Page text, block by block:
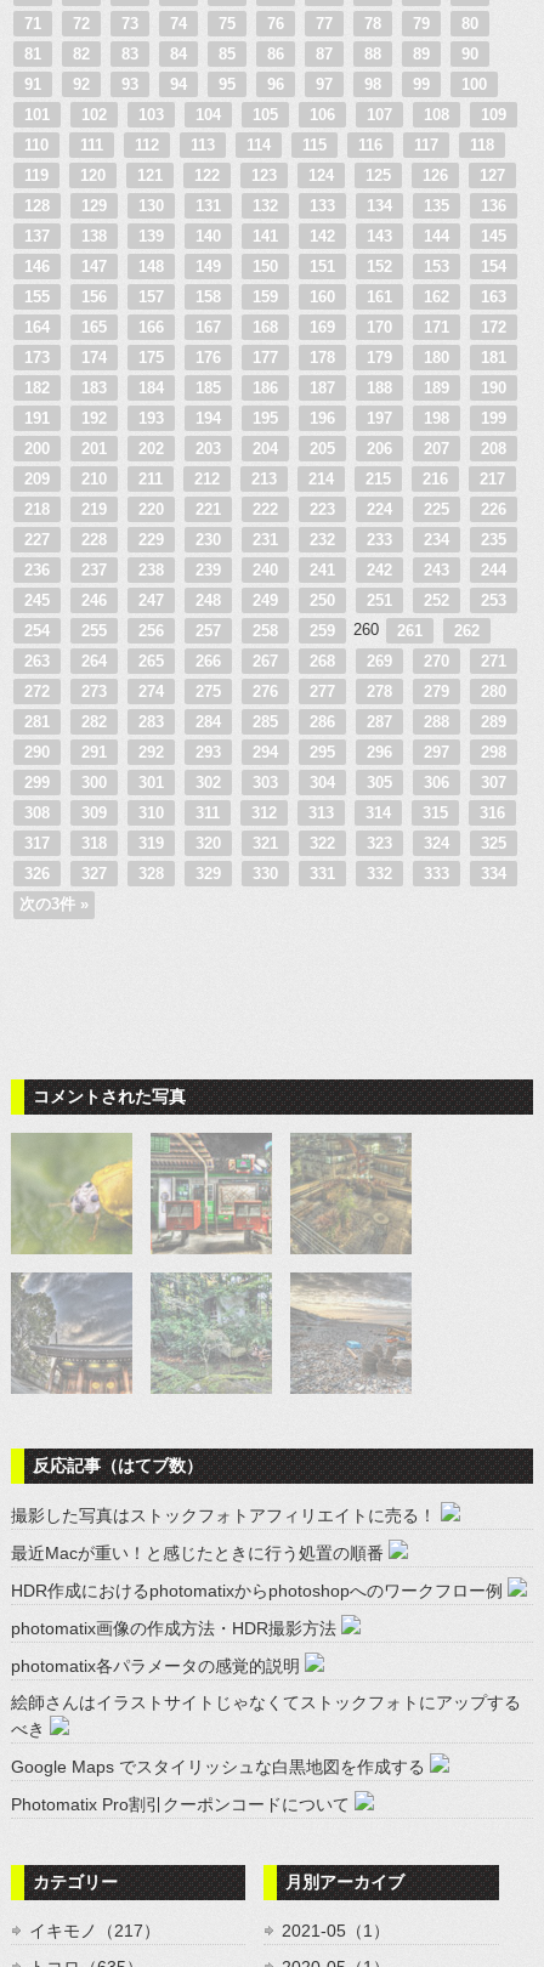
71
72 73 74 75 76 77 78 79
80
81
82 83 84 85 86 87 88 89
90
91
92 93 94 95 96 97 98 99
100
101
102 103 104 105 106 107 108
109
110
111 112 113 114 115 116 117
118
119
120 121 122 123 124 125 126
127
128
129 130 131 132 133 134 135
136
137
138 139 140 141 142 143 144
145
146
147 148 149 150 151 152 153
154
155
156 157 158 159 160 161 162
163
164
165 166 167 168 169 170 171
172
173
174 175 176 177 178 179 180
181
182
183 184 185 186 187 188 189
190
191
192 193 194 195 196 197 198
199
200
201 202 203 204 205 206 207
208
209
210 211 212 213 214 215 216
217
218
219 220 221 222 223 224 225
226
227
228 229 230 231 232 233 234
235
236
237 238 239 240 241 242 243
244
245
246 247 248 249 250 251 252
253
254
255 256 257 258 259 260 261
262
263
264 265 266 267 268 269 270
271
272
273 274 275 276 277 278 279
280
281
282 283 284 285 286 287 288
289
290
291 292 293 294 295 296 297
298
299
300 301 302 303 304 305 306
307
308
309 310 311 312 313 314 315
316
317
318 319 320 321 322 323 324
325
326
327 328 329 330 331 332 333
334
次の3件 »
コメントされた写真
反応記事（はてブ数）
撮影した写真はストックフォトアフィリエイトに売る！
最近Macが重い！と感じたときに行う処置の順番
HDR作成におけるphotomatixからphotoshopへのワークフロー例
photomatix画像の作成方法・HDR撮影方法
photomatix各パラメータの感覚的説明
絵師さんはイラストサイトじゃなくてストックフォトにアップする
べき
Google Maps でスタイリッシュな白黒地図を作成する
Photomatix Pro割引クーポンコードについて
カテゴリー
イキモノ（217）
月別アーカイブ
2021-05（1）